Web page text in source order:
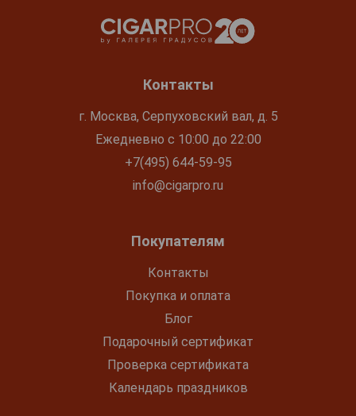
Контакты
г. Москва, Серпуховский вал, д. 5
Ежедневно с 10:00 до 22:00
+7(495) 644-59-95
info@cigarpro.ru
Покупателям
Контакты
Покупка и оплата
Блог
Подарочный сертификат
Проверка сертификата
Календарь праздников